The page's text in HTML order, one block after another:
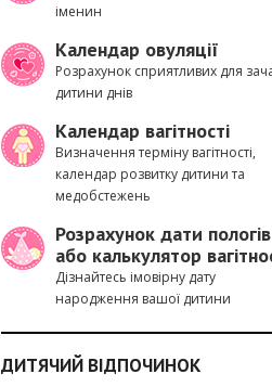
іменин
Календар овуляції
Розрахунок сприятливих для
дитини днів
Календар вагітності
Визначення терміну вагітності,
календар розвитку дитини та
медобстежень
Розрахунок дати пологів
або калькулятор
Дізнайтесь імовірну дату
народження вашої дитини
ДИТЯЧИЙ ВІДПОЧИНОК